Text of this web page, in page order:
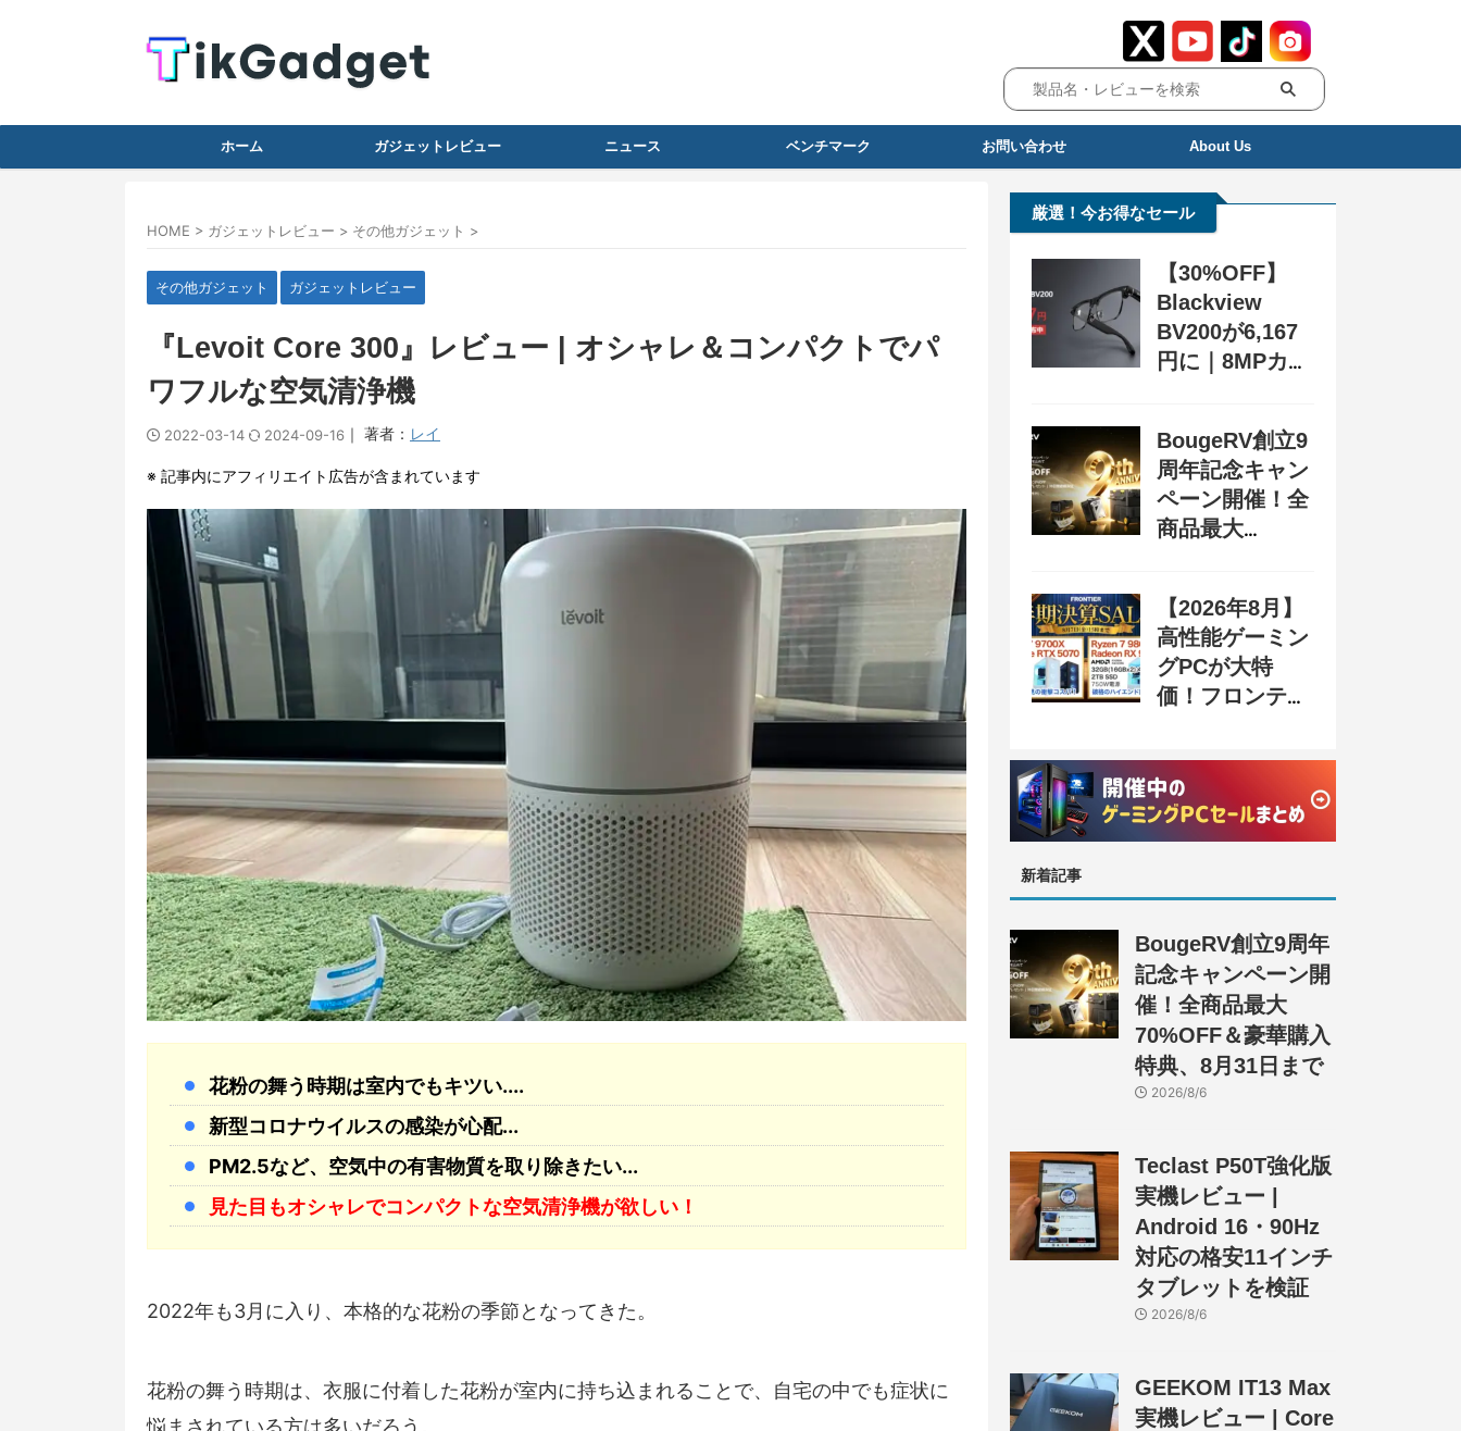
ホーム ガジェットレビュー ニュース ベンチマーク お問い合わせ About Us
HOME > ガジェットレビュー > その他ガジェット >
その他ガジェット ガジェットレビュー
『Levoit Core 300』レビュー | オシャレ＆コンパクトでパ
ワフルな空気清浄機
2022-03-14 2024-09-16 ｜ 著者： レイ
※ 記事内にアフィリエイト広告が含まれています
花粉の舞う時期は室内でもキツい....
新型コロナウイルスの感染が心配...
PM2.5など、空気中の有害物質を取り除きたい...
見た目もオシャレでコンパクトな空気清浄機が欲しい！
2022年も3月に入り、本格的な花粉の季節となってきた。
花粉の舞う時期は、衣服に付着した花粉が室内に持ち込まれることで、自宅の中でも症状に
悩まされている方は多いだろう。
厳選！今お得なセール
【30%OFF】
Blackview
BV200が6,167
円に｜8MPカメ
ン配布中
BougeRV創立9
周年記念キャン
ペーン開催！全
商品最大
31日まで
【2026年8月】
高性能ゲーミン
グPCが大特
価！フロンティ
SALE』開催、
セール情報まと
め
新着記事
BougeRV創立9周年
記念キャンペーン開
催！全商品最大
70%OFF＆豪華購入
特典、8月31日まで
2026/8/6
Teclast P50T強化版
実機レビュー |
Android 16・90Hz
対応の格安11インチ
タブレットを検証
2026/8/6
GEEKOM IT13 Max
実機レビュー | Core